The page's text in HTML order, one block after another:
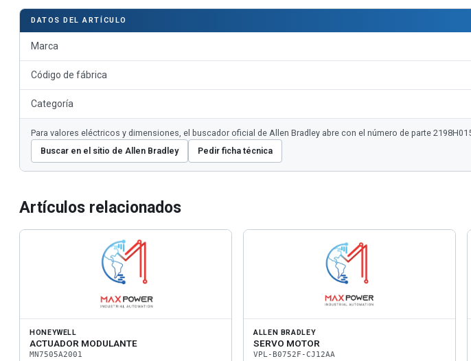
DATOS DEL ARTÍCULO
Marca
Código de fábrica
Categoría
Para valores eléctricos y dimensiones, el buscador oficial de Allen Bradley abre con el número de parte
Buscar en el sitio de Allen Bradley
Pedir ficha técnica
Artículos relacionados
HONEYWELL
ACTUADOR MODULANTE
MN7505A2001
ALLEN BRADLEY
SERVO MOTOR
VPL-B0752F-CJ12AA